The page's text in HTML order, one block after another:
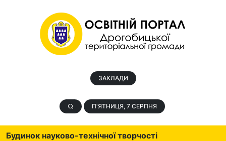
ЗАКЛАДИ
П'ЯТНИЦЯ, 7 СЕРПНЯ
Будинок науково-технічної творчості